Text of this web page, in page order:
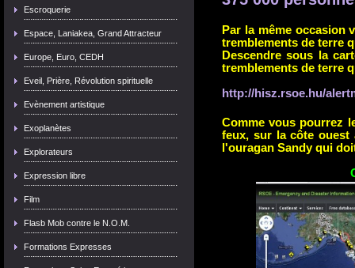
Escroquerie
Espace, Laniakea, Grand Attracteur
Europe, Euro, CEDH
Eveil, Prière, Révolution spirituelle
Evènement artistique
Exoplanètes
Explorateurs
Expression libre
Film
Flasb Mob contre le N.O.M.
Formations Expresses
Par la même occasion
tremblements de terre
Descendre sous la
tremblements de terre
http://hisz.rsoe.hu/
Comme vous pourrez
feux, sur la côte ouest
l'ouragan Sandy qui